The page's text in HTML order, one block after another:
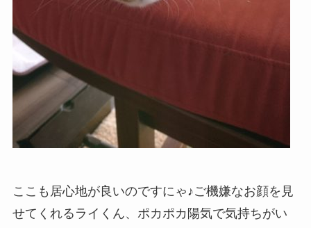
ここも居心地が良いのですにゃ♪ご機嫌なお顔を見
せてくれるライくん、ポカポカ陽気で気持ちがい